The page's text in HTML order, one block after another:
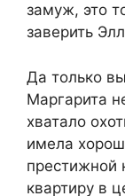
замуж, это
заверить
Да только
Маргарита
хватало
имела
престижной
квартиру в